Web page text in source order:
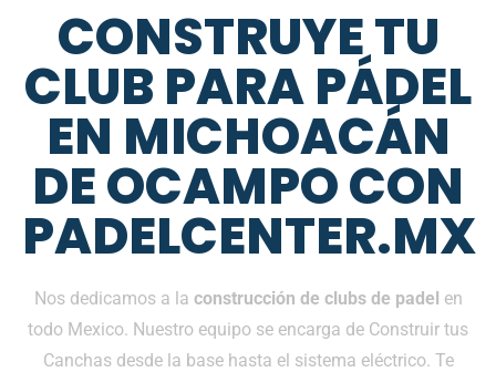
CONSTRUYE TU
CLUB PARA PÁDEL
EN MICHOACÁN
DE OCAMPO CON
PADELCENTER.MX
Nos dedicamos a la construcción de clubs de padel en
todo Mexico. Nuestro equipo se encarga de Construir tus
Canchas desde la base hasta el sistema eléctrico. Te